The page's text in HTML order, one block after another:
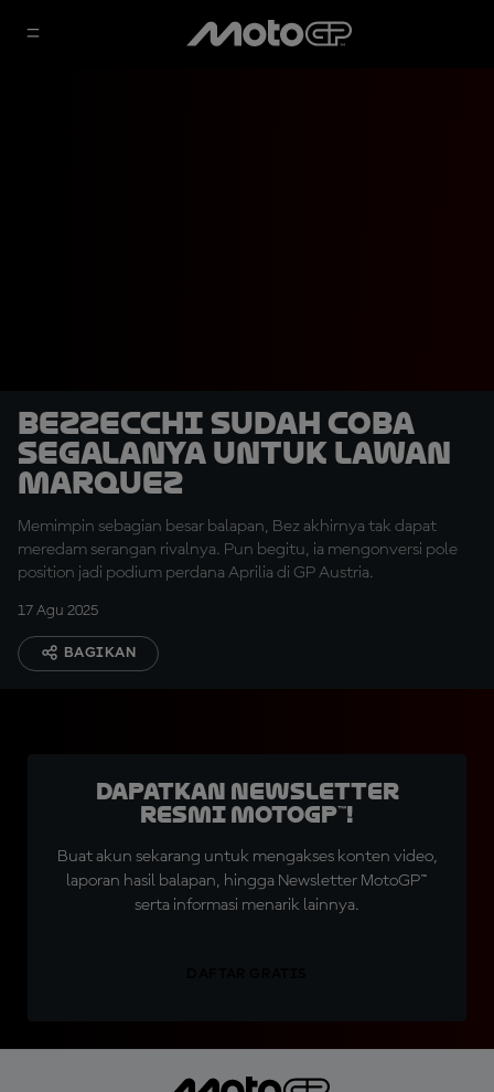
Bezzecchi Sudah Coba
Segalanya untuk Lawan
Marquez
Memimpin sebagian besar balapan, Bez akhirnya tak dapat
meredam serangan rivalnya. Pun begitu, ia mengonversi pole
position jadi podium perdana Aprilia di GP Austria.
17 Agu 2025
BAGIKAN
Dapatkan Newsletter
Resmi MotoGP™!
Buat akun sekarang untuk mengakses konten video,
laporan hasil balapan, hingga Newsletter MotoGP™
serta informasi menarik lainnya.